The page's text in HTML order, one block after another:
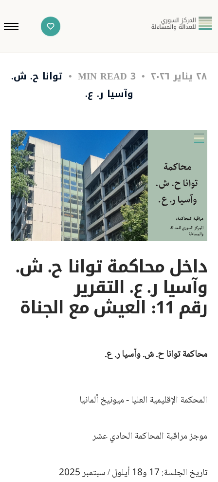
٢٨ يناير ٢٠٢٦
توانا ح. ش.
وآسيا ر. ع.
داخل محاكمة توانا ح. ش.
وآسيا ر. ع. التقرير
رقم 11: العيش مع الجناة
محاكمة توانا ح. ش. وآسيا ر. ع.
المحكمة الإقليمية العليا - ميونيخ ألمانيا
موجز مراقبة المحاكمة الحادي عشر
تاريخ الجلسة: 17 و18 أيلول / سبتمبر 2025